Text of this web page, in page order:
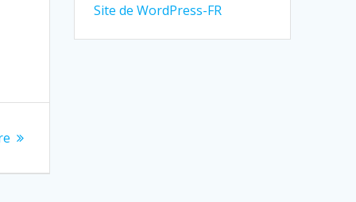
Site de WordPress-FR